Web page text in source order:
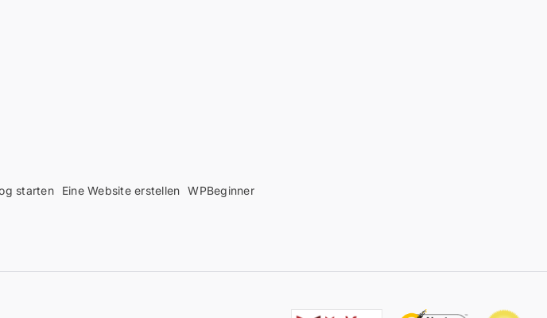
starten Eine Website erstellen WPBeginner